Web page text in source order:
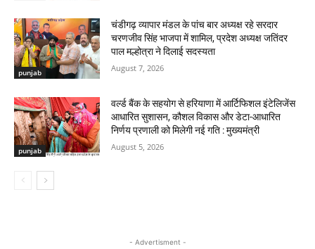
punjab
चंडीगढ़ व्यापार मंडल के पांच बार अध्यक्ष रहे सरदार
चरणजीव सिंह भाजपा में शामिल, प्रदेश अध्यक्ष जतिंदर
पाल मल्होत्रा ने दिलाई सदस्यता
August 7, 2026
punjab
वर्ल्ड बैंक के सहयोग से हरियाणा में आर्टिफिशल इंटेलिजेंस
आधारित सुशासन, कौशल विकास और डेटा-आधारित
निर्णय प्रणाली को मिलेगी नई गति : मुख्यमंत्री
August 5, 2026
- Advertisment -